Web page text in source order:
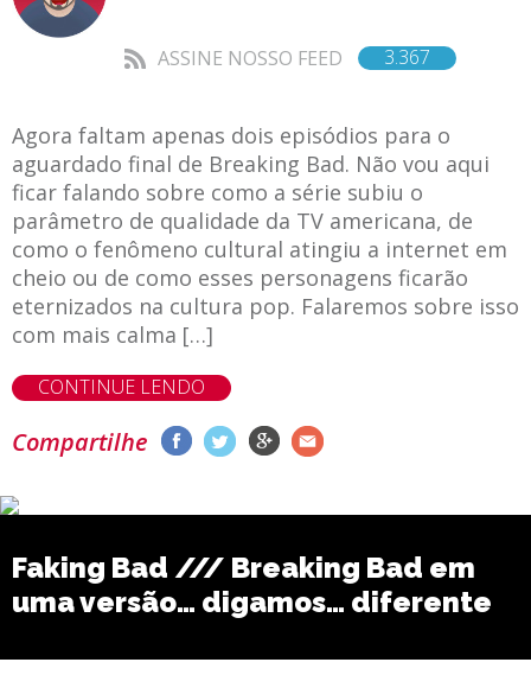
ASSINE NOSSO FEED 3.367
Agora faltam apenas dois episódios para o
aguardado final de Breaking Bad. Não vou aqui
ficar falando sobre como a série subiu o
parâmetro de qualidade da TV americana, de
como o fenômeno cultural atingiu a internet em
cheio ou de como esses personagens ficarão
eternizados na cultura pop. Falaremos sobre isso
com mais calma […]
CONTINUE LENDO
Compartilhe
Faking Bad /// Breaking Bad em
uma versão… digamos… diferente